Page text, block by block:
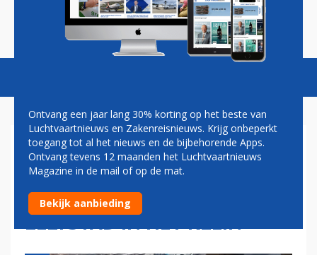
Magazine Podcasts Vacatures
LVN PODCAST: SCHIPHOL
VERZAMELT LUCHTHAVENS,
PROTEST TEGEN KLM EN
LELYSTAD IN HET KLEIN
Ontvang een jaar lang 30% korting op het beste van
Luchtvaartnieuws en Zakenreisnieuws. Krijg onbeperkt
toegang tot al het nieuws en de bijbehorende Apps.
Ontvang tevens 12 maanden het Luchtvaartnieuws
Magazine in de mail of op de mat.
Bekijk aanbieding